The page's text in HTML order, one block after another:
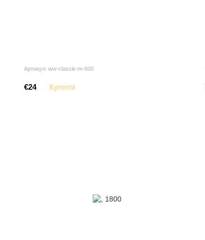
Артикул: ww-classik-m-600
€24 Купити